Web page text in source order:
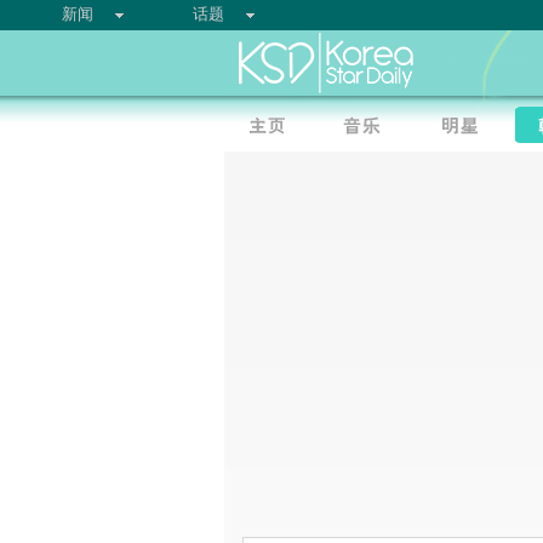
新闻 话题